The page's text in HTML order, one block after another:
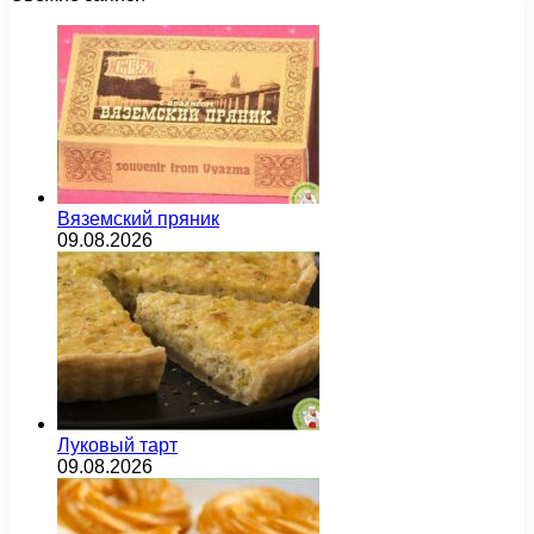
Вяземский пряник
09.08.2026
Луковый тарт
09.08.2026